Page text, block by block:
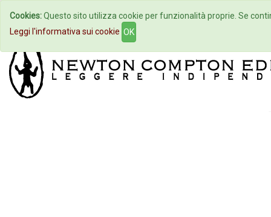
Home Autori Eventi
Cookies:Questo sito utilizza cookie per funzionalità proprie. Se
Leggi l'informativa sui cookie OK